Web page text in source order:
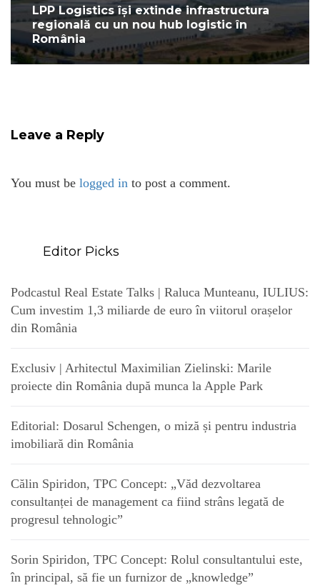
LPP Logistics își extinde infrastructura
regională cu un nou hub logistic în
România
Leave a Reply
You must be logged in to post a comment.
Editor Picks
Podcastul Real Estate Talks | Raluca Munteanu, IULIUS:
Cum investim 1,3 miliarde de euro în viitorul orașelor
din România
Exclusiv | Arhitectul Maximilian Zielinski: Marile
proiecte din România după munca la Apple Park
Editorial: Dosarul Schengen, o miză și pentru industria
imobiliară din România
Călin Spiridon, TPC Concept: „Văd dezvoltarea
consultanței de management ca fiind strâns legată de
progresul tehnologic”
Sorin Spiridon, TPC Concept: Rolul consultantului este,
în principal, să fie un furnizor de „knowledge”